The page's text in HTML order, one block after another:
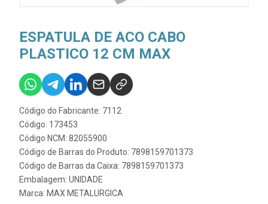
ESPATULA DE ACO CABO
PLASTICO 12 CM MAX
Código do Fabricante: 7112
Código: 173453
Código NCM: 82055900
Código de Barras do Produto: 7898159701373
Código de Barras da Caixa: 7898159701373
Embalagem: UNIDADE
Marca: MAX METALURGICA